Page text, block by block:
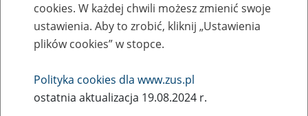
FORMULARZ POMOCNICZY DO
PODANIA O ŚWIADCZENIA Z
AMERYKAŃSKIEGO SYSTEMU
UBEZPIECZEŃ SPOŁECZNYCH
cookies. W każdej chwili możesz zmienić swoje
ustawienia. Aby to zrobić, kliknij „Ustawienia
plików cookies” w stopce.
Polityka cookies dla www.zus.pl
ostatnia aktualizacja 19.08.2024 r.